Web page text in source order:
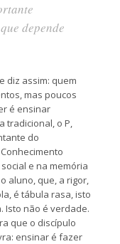
depende
diz assim: quem
mas poucos
é ensinar
tradicional, o P,
do
e na memória
aluno, que, a rigor,
é tábula rasa, isto
Isto não é verdade.
que o discípulo
ensinar é fazer